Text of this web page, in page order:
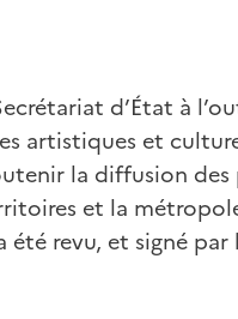
d’État à
artistiques et
la diffusion
et la
revu, et signé par